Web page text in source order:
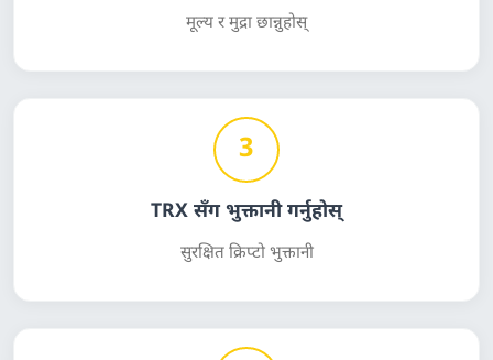
मूल्य र मुद्रा छान्नुहोस्
3
TRX सँग भुक्तानी गर्नुहोस्
सुरक्षित क्रिप्टो भुक्तानी